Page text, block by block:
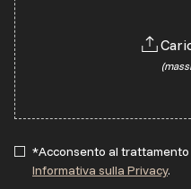
*Acconsento al
Informativa sulla Privacy.